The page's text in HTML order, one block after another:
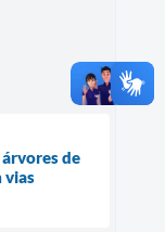
de
vias